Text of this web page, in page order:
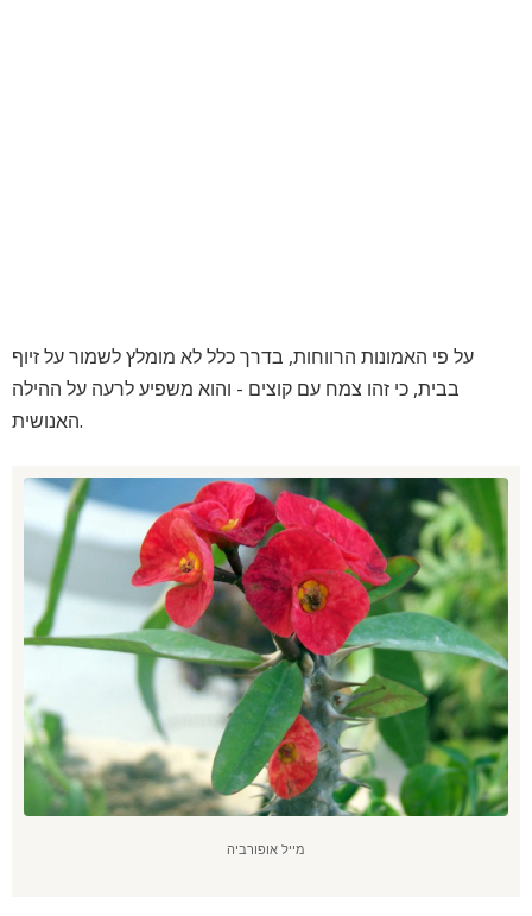
על פי האמונות הרווחות, בדרך כלל לא מומלץ לשמור על זיוף
בבית, כי זהו צמח עם קוצים - והוא משפיע לרעה על ההילה
האנושית.
מייל אופורביה